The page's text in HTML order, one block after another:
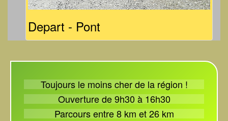
Depart - Pont
Toujours le moins cher de la région !
Ouverture de 9h30 à 16h30
Parcours entre 8 km et 26 km